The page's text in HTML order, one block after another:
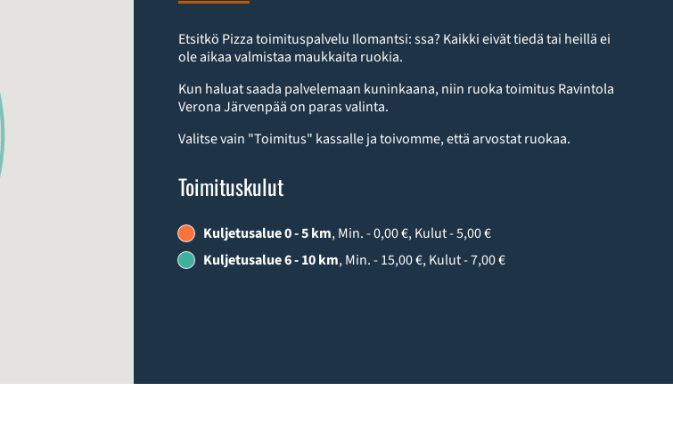
Etsitkö Pizza toimituspalvelu Ilomantsi: ssa? Kaikki eivät tiedä tai heillä ei
ole aikaa valmistaa maukkaita ruokia.
Kun haluat saada palvelemaan kuninkaana, niin ruoka toimitus Ravintola
Verona Järvenpää on paras valinta.
Valitse vain "Toimitus" kassalle ja toivomme, että arvostat ruokaa.
Toimituskulut
Kuljetusalue 0 - 5 km, Min. - 0,00 €, Kulut - 5,00 €
Kuljetusalue 6 - 10 km, Min. - 15,00 €, Kulut - 7,00 €